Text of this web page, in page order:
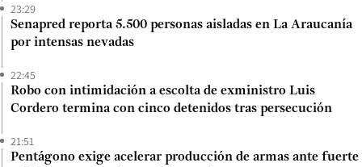
23:29
Senapred reporta 5.500 personas aisladas en La Araucanía
por intensas nevadas
22:45
Robo con intimidación a escolta de exministro Luis
Cordero termina con cinco detenidos tras persecución
21:51
Pentágono exige acelerar producción de armas ante fuerte